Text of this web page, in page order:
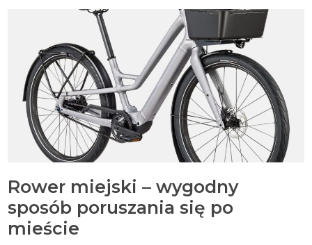
Rower miejski – wygodny
sposób poruszania się po
mieście